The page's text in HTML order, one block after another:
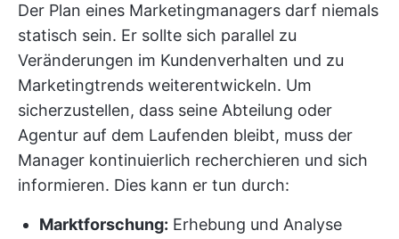
Der Plan eines Marketingmanagers darf niemals
statisch sein. Er sollte sich parallel zu
Veränderungen im Kundenverhalten und zu
Marketingtrends weiterentwickeln. Um
sicherzustellen, dass seine Abteilung oder
Agentur auf dem Laufenden bleibt, muss der
Manager kontinuierlich recherchieren und sich
informieren. Dies kann er tun durch:
Marktforschung: Erhebung und Analyse